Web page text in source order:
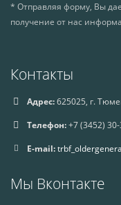
* Отправляя форму, Вы
получение от нас
Контакты
Адрес:625025, г.
Телефон:+7 (3452)
E-mail:
Мы Вконтакте